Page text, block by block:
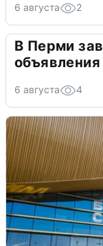
6 августа 2
В Перми
6 августа 4